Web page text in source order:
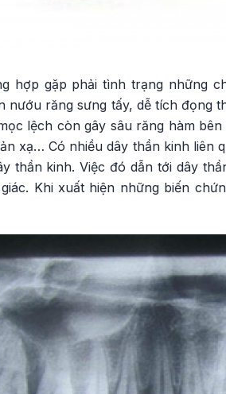
hợp gặp phải tình trạng những
nướu răng sưng tấy, dễ tích đọng
lệch còn gây sâu răng hàm
xạ… Có nhiều dây thần kinh liên
thần kinh. Việc đó dẫn tới dây
Khi xuất hiện những biến